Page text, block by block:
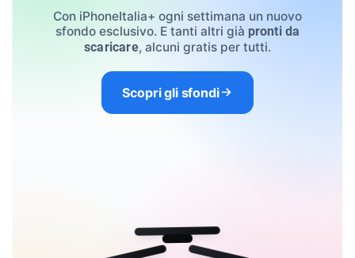
Con iPhoneItalia+ ogni settimana un nuovo
sfondo esclusivo. E tanti altri già pronti da
scaricare, alcuni gratis per tutti.
Scopri gli sfondi